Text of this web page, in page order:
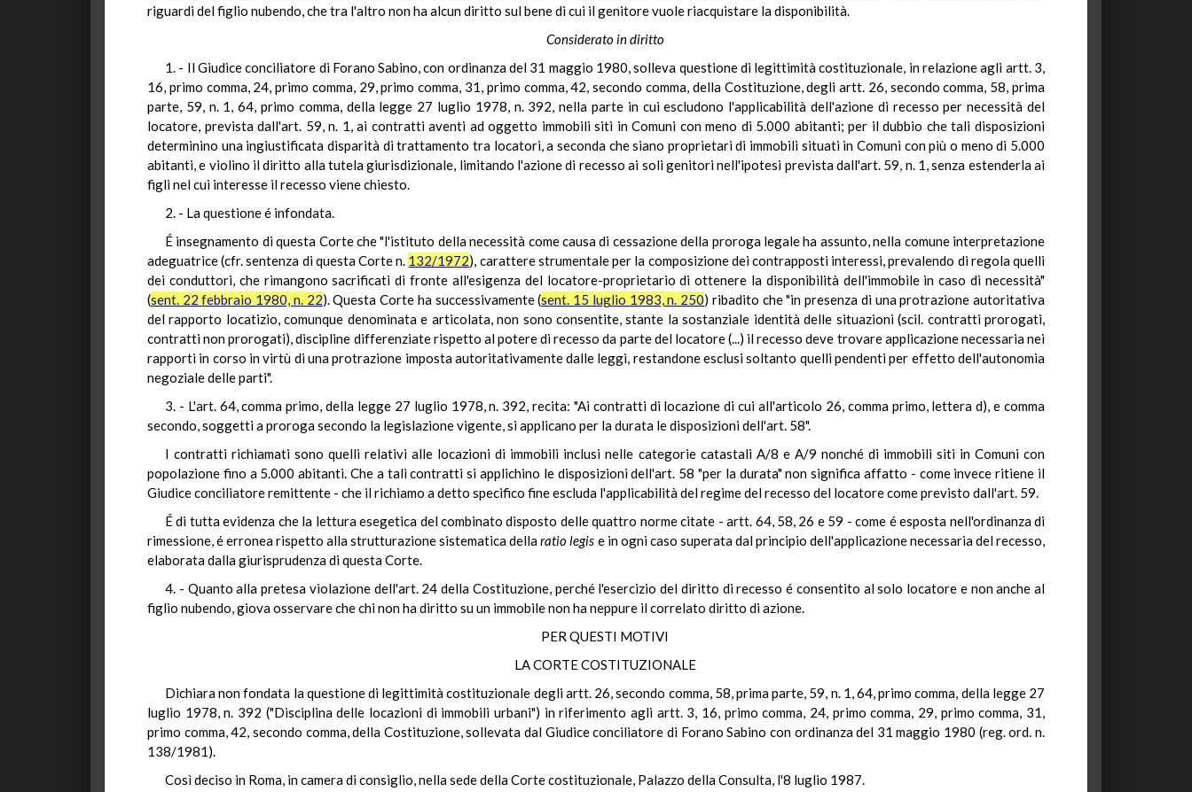
riguardi del figlio nubendo, che tra l'altro non ha alcun diritto sul bene di cui il genitore vuole riacquistare la disponibilità.
Considerato in diritto
1. - Il Giudice conciliatore di Forano Sabino, con ordinanza del 31 maggio 1980, solleva questione di legittimità costituzionale, in relazione agli artt. 3,
16, primo comma, 24, primo comma, 29, primo comma, 31, primo comma, 42, secondo comma, della Costituzione, degli artt. 26, secondo comma, 58, prima
parte, 59, n. 1, 64, primo comma, della legge 27 luglio 1978, n. 392, nella parte in cui escludono l'applicabilità dell'azione di recesso per necessità del
locatore, prevista dall'art. 59, n. 1, ai contratti aventi ad oggetto immobili siti in Comuni con meno di 5.000 abitanti; per il dubbio che tali disposizioni
determinino una ingiustificata disparità di trattamento tra locatori, a seconda che siano proprietari di immobili situati in Comuni con più o meno di 5.000
abitanti, e violino il diritto alla tutela giurisdizionale, limitando l'azione di recesso ai soli genitori nell'ipotesi prevista dall'art. 59, n. 1, senza estenderla ai
figli nel cui interesse il recesso viene chiesto.
2. - La questione é infondata.
É insegnamento di questa Corte che "l'istituto della necessità come causa di cessazione della proroga legale ha assunto, nella comune interpretazione
adeguatrice (cfr. sentenza di questa Corte n. 132/1972), carattere strumentale per la composizione dei contrapposti interessi, prevalendo di regola quelli
dei conduttori, che rimangono sacrificati di fronte all'esigenza del locatore-proprietario di ottenere la disponibilità dell'immobile in caso di necessità"
(sent. 22 febbraio 1980, n. 22). Questa Corte ha successivamente (sent. 15 luglio 1983, n. 250) ribadito che "in presenza di una protrazione autoritativa
del rapporto locatizio, comunque denominata e articolata, non sono consentite, stante la sostanziale identità delle situazioni (scil. contratti prorogati,
contratti non prorogati), discipline differenziate rispetto al potere di recesso da parte del locatore (...) il recesso deve trovare applicazione necessaria nei
rapporti in corso in virtù di una protrazione imposta autoritativamente dalle leggi, restandone esclusi soltanto quelli pendenti per effetto dell'autonomia
negoziale delle parti".
3. - L'art. 64, comma primo, della legge 27 luglio 1978, n. 392, recita: "Ai contratti di locazione di cui all'articolo 26, comma primo, lettera d), e comma
secondo, soggetti a proroga secondo la legislazione vigente, si applicano per la durata le disposizioni dell'art. 58".
I contratti richiamati sono quelli relativi alle locazioni di immobili inclusi nelle categorie catastali A/8 e A/9 nonché di immobili siti in Comuni con
popolazione fino a 5.000 abitanti. Che a tali contratti si applichino le disposizioni dell'art. 58 "per la durata" non significa affatto - come invece ritiene il
Giudice conciliatore remittente - che il richiamo a detto specifico fine escluda l'applicabilità del regime del recesso del locatore come previsto dall'art. 59.
É di tutta evidenza che la lettura esegetica del combinato disposto delle quattro norme citate - artt. 64, 58, 26 e 59 - come é esposta nell'ordinanza di
rimessione, é erronea rispetto alla strutturazione sistematica dellaratio legis e in ogni caso superata dal principio dell'applicazione necessaria del recesso,
elaborata dalla giurisprudenza di questa Corte.
4. - Quanto alla pretesa violazione dell'art. 24 della Costituzione, perché l'esercizio del diritto di recesso é consentito al solo locatore e non anche al
figlio nubendo, giova osservare che chi non ha diritto su un immobile non ha neppure il correlato diritto di azione.
PER QUESTI MOTIVI
LA CORTE COSTITUZIONALE
Dichiara non fondata la questione di legittimità costituzionale degli artt. 26, secondo comma, 58, prima parte, 59, n. 1, 64, primo comma, della legge 27
luglio 1978, n. 392 ("Disciplina delle locazioni di immobili urbani") in riferimento agli artt. 3, 16, primo comma, 24, primo comma, 29, primo comma, 31,
primo comma, 42, secondo comma, della Costituzione, sollevata dal Giudice conciliatore di Forano Sabino con ordinanza del 31 maggio 1980 (reg. ord. n.
138/1981).
Così deciso in Roma, in camera di consiglio, nella sede della Corte costituzionale, Palazzo della Consulta, l'8 luglio 1987.